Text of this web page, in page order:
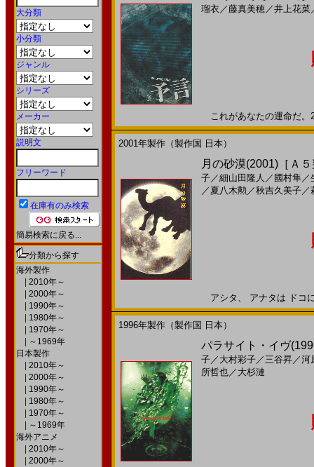
大分類
小分類
ジャンル
シリーズ
メーカー
説明文
フリーワード
在庫有のみ検索
簡易検索に戻る...
分類から探す
海外製作
2010年～
2000年～
1990年～
1980年～
1970年～
～1969年
日本製作
2010年～
2000年～
1990年～
1980年～
1970年～
～1969年
海外アニメ
2010年～
2000年～
瑠衣 ／藤真美穂／井上花菜
これがあなたの運命だ
2001年製作（製作国 日本）
月の砂漠(2001)［Ａ
子／細山田隆人 ／ 國村隼／
／ 夏八木勲 ／秋吉久美子／
アシタ、 アナタは ドコ
1996年製作（製作国 日本）
パラサイト・イヴ
子／ 大村彩子／三谷昇／河
所哲也／ 大杉漣